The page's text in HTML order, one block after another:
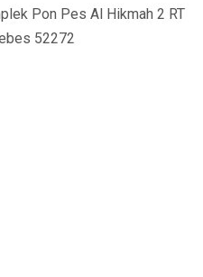
Pon Pes Al Hikmah 2 RT
52272